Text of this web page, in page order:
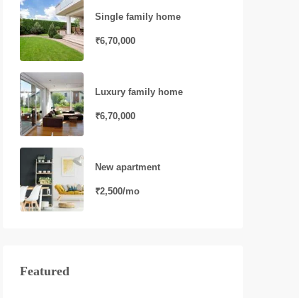
Single family home
₹6,70,000
Luxury family home
₹6,70,000
New apartment
₹2,500/mo
Featured